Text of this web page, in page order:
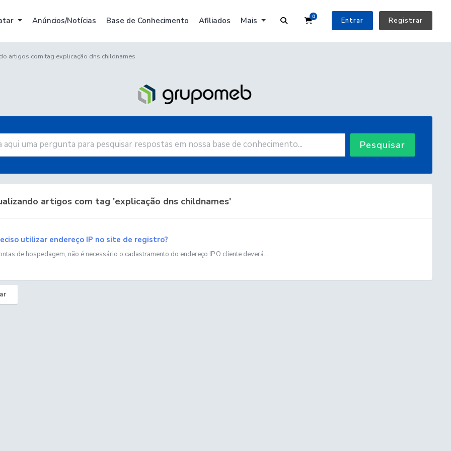
Anúncios/Notícias Base de Conhecimento Afiliados Mais 0Carrinho de Compras
Entrar Registrar
artigos com tag explicação dns childnames
Pesquisar
artigos com tag 'explicação dns childnames'
utilizar endereço IP no site de registro?
de hospedagem, não é necessário o cadastramento do endereço IP.O cliente deverá...